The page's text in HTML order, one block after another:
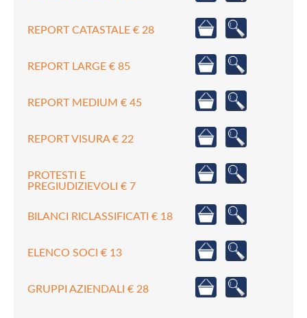
REPORT CATASTALE € 28
REPORT LARGE € 85
REPORT MEDIUM € 45
REPORT VISURA € 22
PROTESTI E
PREGIUDIZIEVOLI € 7
BILANCI RICLASSIFICATI € 18
ELENCO SOCI € 13
GRUPPI AZIENDALI € 28